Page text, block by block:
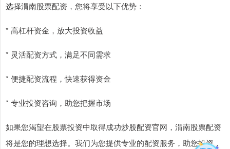
选择渭南股票配资，您将享受以下优势：
* 高杠杆资金，放大投资收益
* 灵活配资方式，满足不同需求
* 便捷配资流程，快速获得资金
* 专业投资咨询，助您把握市场
如果您渴望在股票投资中取得成功炒股配资官网，渭南股票配资
将是您的理想选择。我们为您提供专业的配资服务，助您投资，